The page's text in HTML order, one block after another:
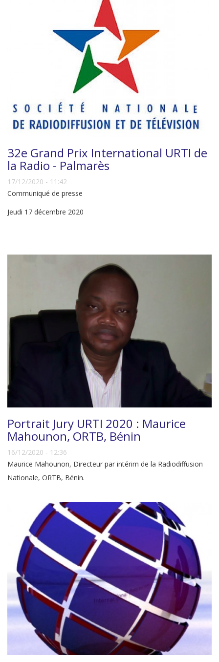
32e Grand Prix International URTI de
la Radio - Palmarès
17/12/2020 - 11:42
Communiqué de presse
Jeudi 17 décembre 2020
Portrait Jury URTI 2020 : Maurice
Mahounon, ORTB, Bénin
16/12/2020 - 12:36
Maurice Mahounon, Directeur par intérim de la Radiodiffusion
Nationale, ORTB, Bénin.